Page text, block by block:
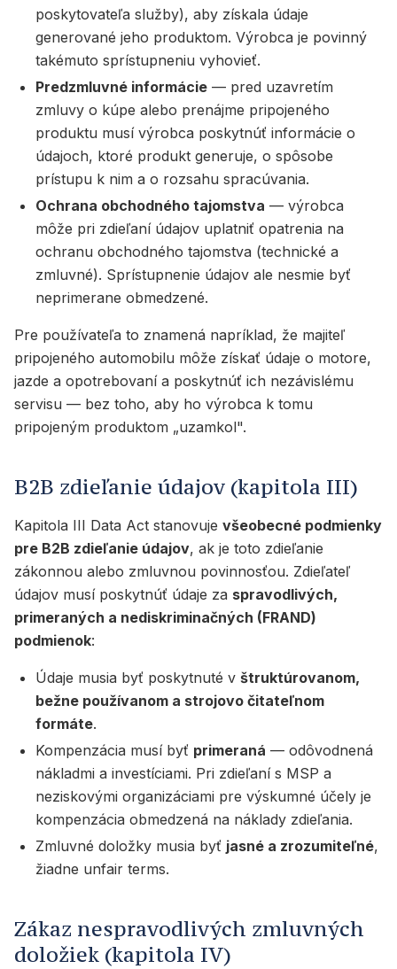
poskytovateľa služby), aby získala údaje
generované jeho produktom. Výrobca je povinný
takémuto sprístupneniu vyhovieť.
Predzmluvné informácie — pred uzavretím
zmluvy o kúpe alebo prenájme pripojeného
produktu musí výrobca poskytnúť informácie o
údajoch, ktoré produkt generuje, o spôsobe
prístupu k nim a o rozsahu spracúvania.
Ochrana obchodného tajomstva — výrobca
môže pri zdieľaní údajov uplatniť opatrenia na
ochranu obchodného tajomstva (technické a
zmluvné). Sprístupnenie údajov ale nesmie byť
neprimerane obmedzené.
Pre používateľa to znamená napríklad, že majiteľ
pripojeného automobilu môže získať údaje o motore,
jazde a opotrebovaní a poskytnúť ich nezávislému
servisu — bez toho, aby ho výrobca k tomu
pripojeným produktom „uzamkol".
B2B zdieľanie údajov (kapitola III)
Kapitola III Data Act stanovuje všeobecné podmienky
pre B2B zdieľanie údajov, ak je toto zdieľanie
zákonnou alebo zmluvnou povinnosťou. Zdieľateľ
údajov musí poskytnúť údaje za spravodlivých,
primeraných a nediskriminačných (FRAND)
podmienok:
Údaje musia byť poskytnuté v štruktúrovanom,
bežne používanom a strojovo čitateľnom
formáte.
Kompenzácia musí byť primeraná — odôvodnená
nákladmi a investíciami. Pri zdieľaní s MSP a
neziskovými organizáciami pre výskumné účely je
kompenzácia obmedzená na náklady zdieľania.
Zmluvné doložky musia byť jasné a zrozumiteľné,
žiadne unfair terms.
Zákaz nespravodlivých zmluvných
doložiek (kapitola IV)